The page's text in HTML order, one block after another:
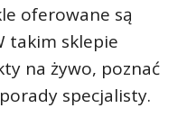
oferowane są
takim sklepie
na żywo, poznać
specjalisty.